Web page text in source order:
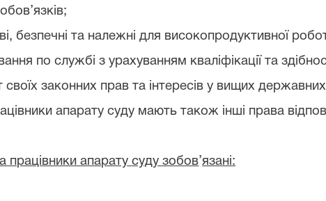
безпечні та належні для високопродуктивної
по службі з урахуванням кваліфікації та
своїх законних прав та інтересів у вищих
апарату суду мають також інші права
працівники апаратусуду зобов’язані: